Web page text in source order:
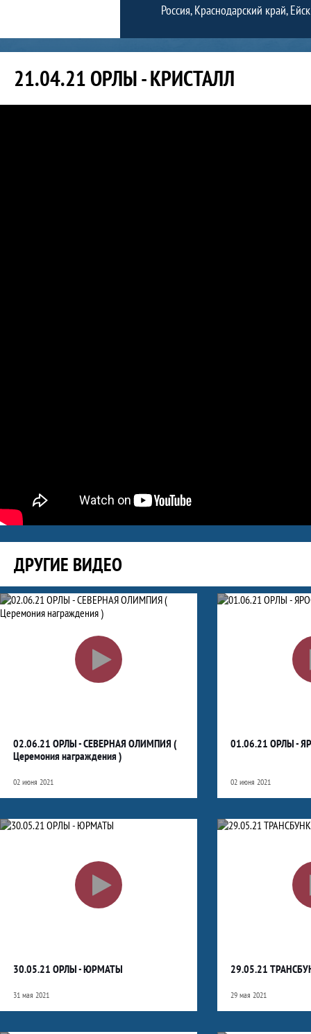
Россия, Краснодарский край,
21.04.21 ОРЛЫ - КРИСТАЛЛ
ДРУГИЕ ВИДЕО
Видео
02.06.21 ОРЛЫ - СЕВЕРНАЯ ОЛИМПИЯ (
Церемония награждения )
02 июня 2021
01.06.21 ОРЛЫ -
02 июня 2021
30.05.21 ОРЛЫ - ЮРМАТЫ
31 мая 2021
29.05.21
29 мая 2021